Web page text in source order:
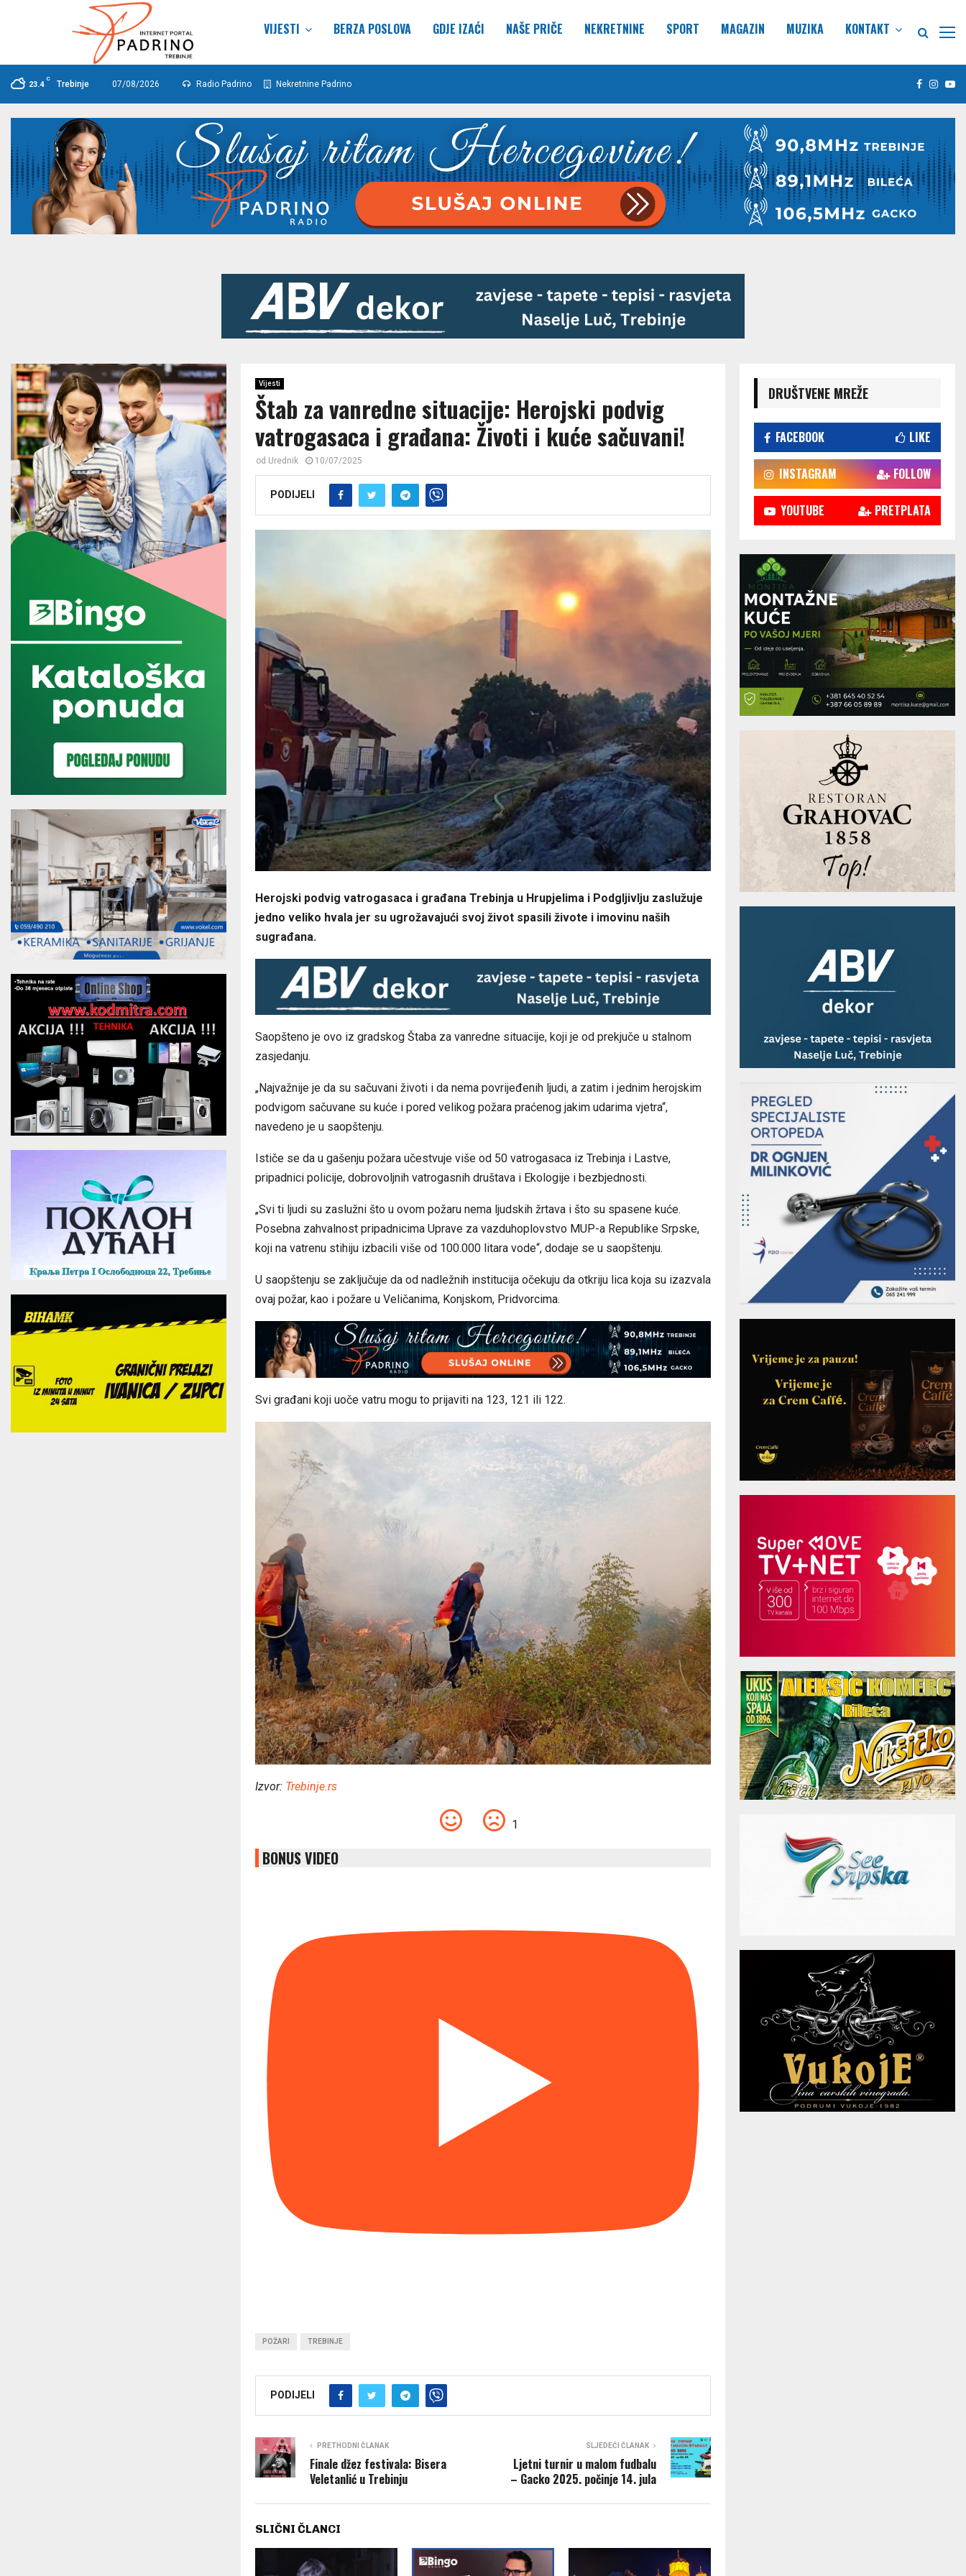
VIJESTI BERZA POSLOVA GDJE IZAĆI NAŠE PRIČE NEKRETNINE SPORT MAGAZIN MUZIKA KONTAKT
23.4
C
Trebinje 07/08/2026 Radio Padrino Nekretnine Padrino Facebook
Vijesti
Štab za vanredne situacije: Herojski podvig
vatrogasaca i građana: Životi i kuće sačuvani!
od Urednik 10/07/2025
PODIJELI
Herojski podvig vatrogasaca i građana Trebinja u Hrupjelima i Podgljivlju zaslužuje
jedno veliko hvala jer su ugrožavajući svoj život spasili živote i imovinu naših
sugrađana.
Saopšteno je ovo iz gradskog Štaba za vanredne situacije, koji je od prekjuče u stalnom
zasjedanju.
„Najvažnije je da su sačuvani životi i da nema povrijeđenih ljudi, a zatim i jednim herojskim
podvigom sačuvane su kuće i pored velikog požara praćenog jakim udarima vjetra“,
navedeno je u saopštenju.
Ističe se da u gašenju požara učestvuje više od 50 vatrogasaca iz Trebinja i Lastve,
pripadnici policije, dobrovoljnih vatrogasnih društava i Ekologije i bezbjednosti.
„Svi ti ljudi su zaslužni što u ovom požaru nema ljudskih žrtava i što su spasene kuće.
Posebna zahvalnost pripadnicima Uprave za vazduhoplovstvo MUP-a Republike Srpske,
koji na vatrenu stihiju izbacili više od 100.000 litara vode“, dodaje se u saopštenju.
U saopštenju se zaključuje da od nadležnih institucija očekuju da otkriju lica koja su izazvala
ovaj požar, kao i požare u Veličanima, Konjskom, Pridvorcima.
Svi građani koji uoče vatru mogu to prijaviti na 123, 121 ili 122.
Izvor: Trebinje.rs
1
BONUS VIDEO
POŽARI TREBINJE
PODIJELI
PRETHODNI ČLANAK
Finale džez festivala: Bisera
Veletanlić u Trebinju
SLJEDEĆI ČLANAK
Ljetni turnir u malom fudbalu
– Gacko 2025. počinje 14. jula
SLIČNI ČLANCI
DRUŠTVENE MREŽE
FACEBOOK LIKE
INSTAGRAM FOLLOW
YOUTUBE PRETPLATA